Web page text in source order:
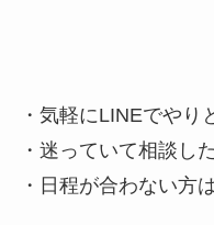
・気軽にLINEでやり
・迷っていて相談し
・日程が合わない方